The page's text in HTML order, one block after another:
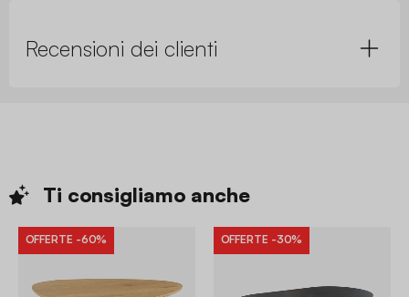
Recensioni dei clienti
Ti consigliamo anche
OFFERTE -60% OFFERTE -30%